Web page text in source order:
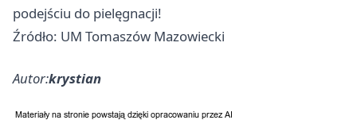
podejściu do pielęgnacji!
Źródło: UM Tomaszów Mazowiecki
Autor:krystian